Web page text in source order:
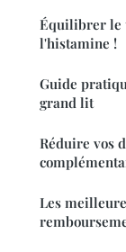
Équilibrer le
l'histamine !
Guide
grand lit
Réduire vos
Les